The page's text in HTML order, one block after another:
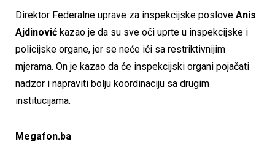
Direktor Federalne uprave za inspekcijske poslove Anis
Ajdinović kazao je da su sve oči uprte u inspekcijske i
policijske organe, jer se neće ići sa restriktivnijim
mjerama. On je kazao da će inspekcijski organi pojačati
nadzor i napraviti bolju koordinaciju sa drugim
institucijama.
Megafon.ba